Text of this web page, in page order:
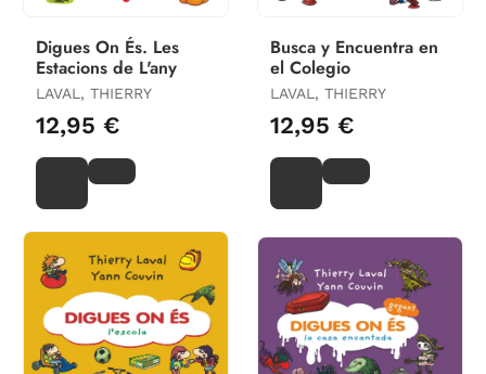
Digues On És. Les
Estacions de L'any
LAVAL, THIERRY
12,95 €
Busca y Encuentra en
el Colegio
LAVAL, THIERRY
12,95 €